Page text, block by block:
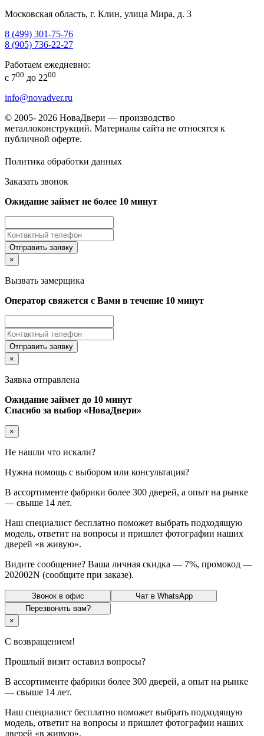
Московская область, г. Клин, улица Мира, д. 3
8 (499) 301-75-76
8 (905) 736-22-27
Работаем ежедневно:
с 700 до 2200
info@novadver.ru
© 2005- 2026 НоваДвери — производство
металлоконструкций. Материалы сайта не относятся к
публичной оферте.
Политика обработки данных
Заказать звонок
Ожидание займет не более 10 минут
Отправить заявку
×
Вызвать замерщика
Оператор свяжется с Вами в течение 10 минут
Отправить заявку
×
Заявка отправлена
Ожидание займет до 10 минут
Спасибо за выбор «НоваДвери»
×
Не нашли что искали?
Нужна помощь с выбором или консультация?
В ассортименте фабрики более 300 дверей, а опыт на рынке
— свыше 14 лет.
Наш специалист бесплатно поможет выбрать подходящую
модель, ответит на вопросы и пришлет фотографии наших
дверей «в живую».
Видите сообщение? Ваша личная скидка — 7%, промокод —
202002N (сообщите при заказе).
Звонок в офис
Чат в WhatsApp
Перезвонить вам?
×
С возвращением!
Прошлый визит оставил вопросы?
В ассортименте фабрики более 300 дверей, а опыт на рынке
— свыше 14 лет.
Наш специалист бесплатно поможет выбрать подходящую
модель, ответит на вопросы и пришлет фотографии наших
дверей «в живую».